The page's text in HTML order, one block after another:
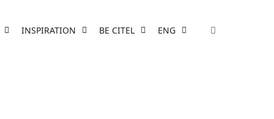
INSPIRATION BE CITEL ENG